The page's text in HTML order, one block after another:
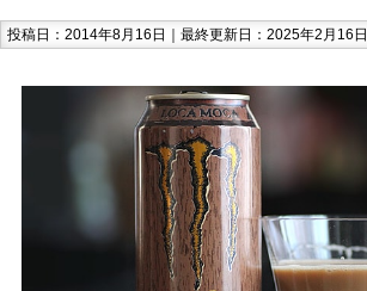
投稿日：2014年8月16日｜最終更新日：2025年2月16日